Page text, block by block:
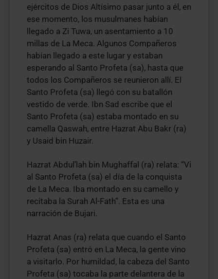
ejércitos de Dios Altísimo pasar junto a él, en
ese momento, los musulmanes habían
llegado a Zi Tuwa, un asentamiento a 10
millas de La Meca. Algunos Compañeros
habían llegado a este lugar y estaban
esperando al Santo Profeta (sa), hasta que
todos los Compañeros se reunieron allí. El
Santo Profeta (sa) llegó con su batallón
vestido de verde. Ibn Sad escribe que el
Santo Profeta (sa) estaba montado en su
camella Qaswah, entre Hazrat Abu Bakr (ra)
y Usaid bin Huzair.
Hazrat Abdul’lah bin Mughaffal (ra) relata: “Vi
al Santo Profeta (sa) el día de la conquista
de La Meca. Iba montado en su camello y
recitaba la Surah Al-Fath”. Esta es una
narración de Bujari.
Hazrat Anas (ra) relata que cuando el Santo
Profeta (sa) entró en La Meca, la gente vino
a visitarlo. Por humildad, la cabeza del Santo
Profeta (sa) tocaba la parte delantera de la